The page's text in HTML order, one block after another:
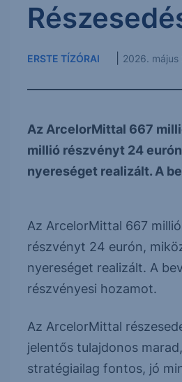
ERSTE TÍZÓRAI 2026.
Az ArcelorMittal 667
millió részvényt 24
nyereséget realizált. A
Az ArcelorMittal 667
részvényt 24 eurón,
nyereséget realizált. A
részvényesi hozamot.
Az ArcelorMittal
jelentős tulajdonos
stratégiailag fontos, jó